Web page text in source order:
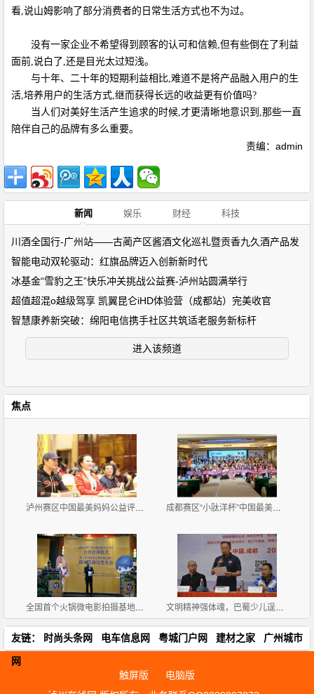
看,说山姆影响了部分消费者的日常生活方式也不为过。
没有一家企业不希望得到顾客的认可和信赖,但有些倒在了利益
面前,说白了,还是目光太过短浅。
与十年、二十年的短期利益相比,难道不是将产品融入用户的生
活,培养用户的生活方式,继而获得长远的收益更有价值吗?
当人们对美好生活产生追求的时候,才更清晰地意识到,那些一直
陪伴自己的品牌有多么重要。
责编：admin
新闻 娱乐 财经 科技
川酒全国行-广州站——古蔺产区酱酒文化巡礼暨贡香九久酒产品发
智能电动双轮驱动：红旗品牌迈入创新新时代
冰基金“雪豹之王”快乐冲关挑战公益赛-泸州站圆满举行
超值超混o越级驾享 凯翼昆仑iHD体验营（成都站）完美收官
智慧康养新突破：绵阳电信携手社区共筑适老服务新标杆
进入该频道
焦点
泸州赛区中国最美妈妈公益评选大赛新闻发布会暨首场海 成都赛区“小肽洋杯”中国最美妈妈公益评选大赛首场海
全国首个火锅微电影拍摄基地挂牌《天方夜谭之耍爷闯江 文明精神强体魂，巴蜀少儿逞英豪
友链： 时尚头条网 电车信息网 粤城门户网 建材之家 广州城市
网
触屏版
电脑版